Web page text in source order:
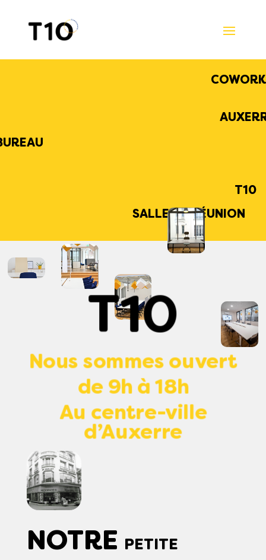
T10
SALLE DE RÉUNION
T10
Nous sommes ouvert
de 9h à 18h
Au centre-ville
d’Auxerre
NOTRE PETITE